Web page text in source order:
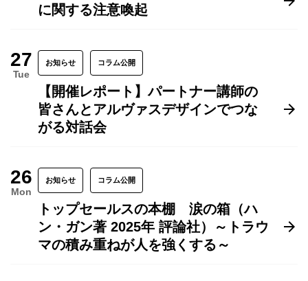
に関する注意喚起
27
Tue
お知らせ コラム公開
【開催レポート】パートナー講師の
皆さんとアルヴァスデザインでつな
がる対話会
26
Mon
お知らせ コラム公開
トップセールスの本棚 涙の箱（ハ
ン・ガン著 2025年 評論社）～トラウ
マの積み重ねが人を強くする～